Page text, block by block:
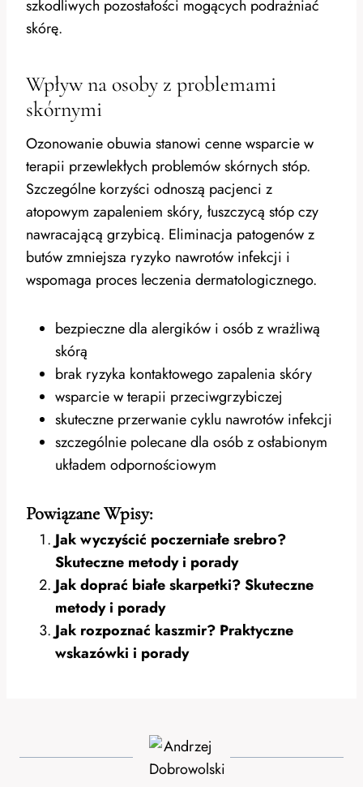
szkodliwych pozostałości mogących podrażniać
skórę.
Wpływ na osoby z problemami
skórnymi
Ozonowanie obuwia stanowi cenne wsparcie w
terapii przewlekłych problemów skórnych stóp.
Szczególne korzyści odnoszą pacjenci z
atopowym zapaleniem skóry, łuszczycą stóp czy
nawracającą grzybicą. Eliminacja patogenów z
butów zmniejsza ryzyko nawrotów infekcji i
wspomaga proces leczenia dermatologicznego.
bezpieczne dla alergików i osób z wrażliwą
skórą
brak ryzyka kontaktowego zapalenia skóry
wsparcie w terapii przeciwgrzybiczej
skuteczne przerwanie cyklu nawrotów infekcji
szczególnie polecane dla osób z osłabionym
układem odpornościowym
Powiązane Wpisy:
Jak wyczyścić poczerniałe srebro?
Skuteczne metody i porady
Jak doprać białe skarpetki? Skuteczne
metody i porady
Jak rozpoznać kaszmir? Praktyczne
wskazówki i porady